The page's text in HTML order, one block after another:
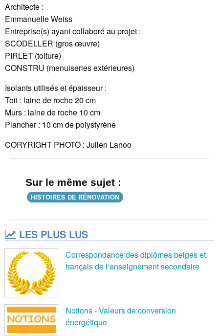
Architecte :
Emmanuelle Weiss
Entreprise(s) ayant collaboré au projet :
SCODELLER (gros œuvre)
PIRLET (toiture)
CONSTRU (menuiseries extérieures)
Isolants utilisés et épaisseur :
Toit : laine de roche 20 cm
Murs : laine de roche 10 cm
Plancher : 10 cm de polystyrène
CORYRIGHT PHOTO : Julien Lanoo
Sur le même sujet :
HISTOIRES DE RÉNOVATION
LES PLUS LUS
Correspondance des diplômes belges et
français de l’enseignement secondaire
Notions - Valeurs de conversion
énergétique